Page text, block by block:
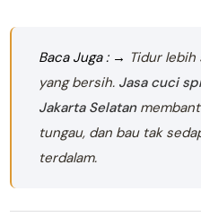
Baca Juga : → Tidur
yang bersih. Jasa cuci
Jakarta Selatan
tungau, dan bau tak
terdalam.